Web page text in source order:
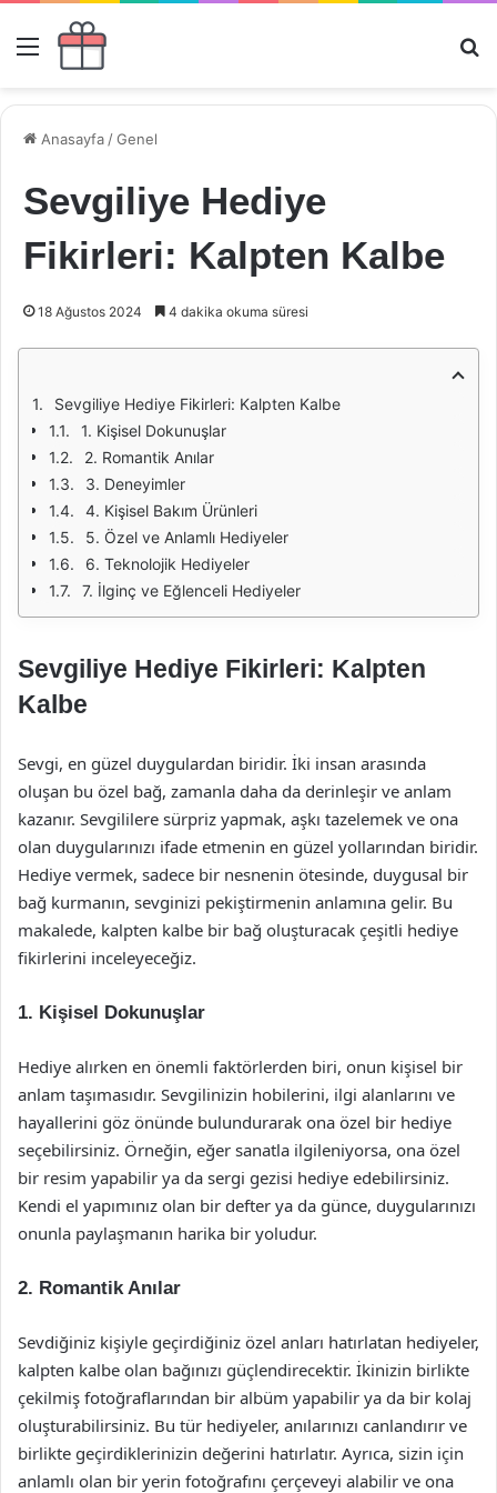
Menü
Anasayfa /Genel
Sevgiliye Hediye
Fikirleri: Kalpten Kalbe
18 Ağustos 2024 4 dakika okuma süresi
Sevgiliye Hediye Fikirleri: Kalpten Kalbe
1. Kişisel Dokunuşlar
2. Romantik Anılar
3. Deneyimler
4. Kişisel Bakım Ürünleri
5. Özel ve Anlamlı Hediyeler
6. Teknolojik Hediyeler
7. İlginç ve Eğlenceli Hediyeler
Sevgiliye Hediye Fikirleri: Kalpten
Kalbe
Sevgi, en güzel duygulardan biridir. İki insan arasında
oluşan bu özel bağ, zamanla daha da derinleşir ve anlam
kazanır. Sevgililere sürpriz yapmak, aşkı tazelemek ve ona
olan duygularınızı ifade etmenin en güzel yollarından biridir.
Hediye vermek, sadece bir nesnenin ötesinde, duygusal bir
bağ kurmanın, sevginizi pekiştirmenin anlamına gelir. Bu
makalede, kalpten kalbe bir bağ oluşturacak çeşitli hediye
fikirlerini inceleyeceğiz.
1. Kişisel Dokunuşlar
Hediye alırken en önemli faktörlerden biri, onun kişisel bir
anlam taşımasıdır. Sevgilinizin hobilerini, ilgi alanlarını ve
hayallerini göz önünde bulundurarak ona özel bir hediye
seçebilirsiniz. Örneğin, eğer sanatla ilgileniyorsa, ona özel
bir resim yapabilir ya da sergi gezisi hediye edebilirsiniz.
Kendi el yapımınız olan bir defter ya da günce, duygularınızı
onunla paylaşmanın harika bir yoludur.
2. Romantik Anılar
Sevdiğiniz kişiyle geçirdiğiniz özel anları hatırlatan hediyeler,
kalpten kalbe olan bağınızı güçlendirecektir. İkinizin birlikte
çekilmiş fotoğraflarından bir albüm yapabilir ya da bir kolaj
oluşturabilirsiniz. Bu tür hediyeler, anılarınızı canlandırır ve
birlikte geçirdiklerinizin değerini hatırlatır. Ayrıca, sizin için
anlamlı olan bir yerin fotoğrafını çerçeveyi alabilir ve ona